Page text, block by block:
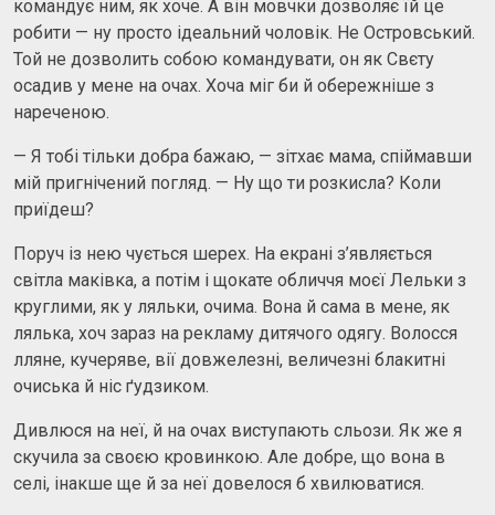
командує ним, як хоче. А він мовчки дозволяє їй це
робити — ну просто ідеальний чоловік. Не Островський.
Той не дозволить собою командувати, он як Свєту
осадив у мене на очах. Хоча міг би й обережніше з
нареченою.
— Я тобі тільки добра бажаю, — зітхає мама, спіймавши
мій пригнічений погляд. — Ну що ти розкисла? Коли
приїдеш?
Поруч із нею чується шерех. На екрані з’являється
світла маківка, а потім і щокате обличчя моєї Лельки з
круглими, як у ляльки, очима. Вона й сама в мене, як
лялька, хоч зараз на рекламу дитячого одягу. Волосся
лляне, кучеряве, вії довжелезні, величезні блакитні
очиська й ніс ґудзиком.
Дивлюся на неї, й на очах виступають сльози. Як же я
скучила за своєю кровинкою. Але добре, що вона в
селі, інакше ще й за неї довелося б хвилюватися.